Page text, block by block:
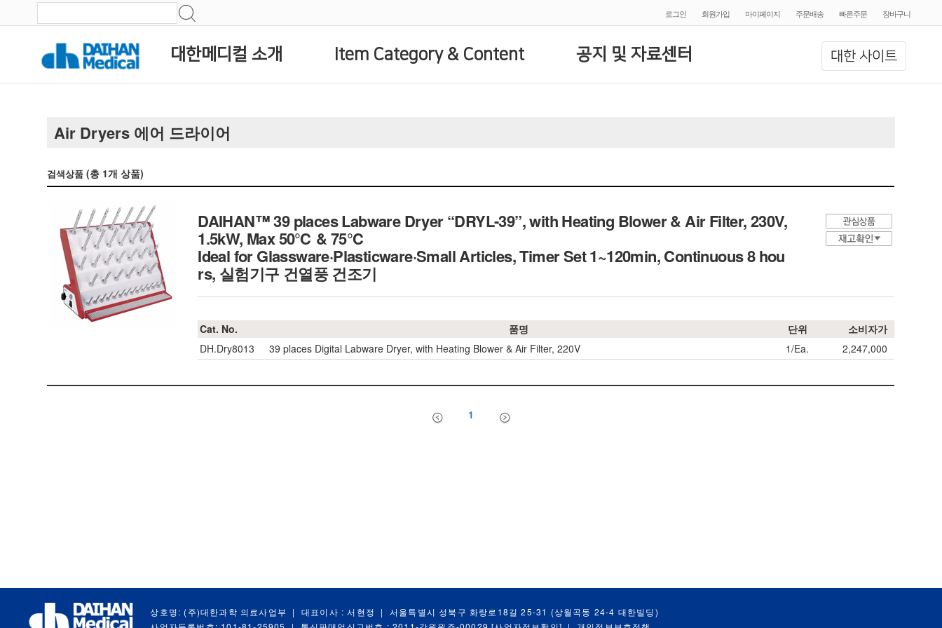
로그인 회원가입 마이페이지 주문배송 빠른주문 장바구니
대한 사이트
대한메디컬 소개 Item Category & Content 공지 및 자료센터
Air Dryers 에어 드라이어
검색상품 (총 1개 상품)
DAIHAN™ 39 places Labware Dryer “DRYL-39”, with Heating Blower & Air Filter, 230V,
1.5kW, Max 50℃ & 75℃
Ideal for Glassware·Plasticware·Small Articles, Timer Set 1~120min, Continuous 8 hou
rs, 실험기구 건열풍 건조기
Cat. No. 품명 단위
소비자가
DH.Dry8013
39 places Digital Labware Dryer, with Heating Blower & Air Filter, 220V 1/Ea. 2,247,000
1
상호명: (주)대한과학 의료사업부 | 대표이사 : 서현정 |
서울특별시 성북구 화랑로18길 25-31 (상월곡동 24-4 대한빌딩)